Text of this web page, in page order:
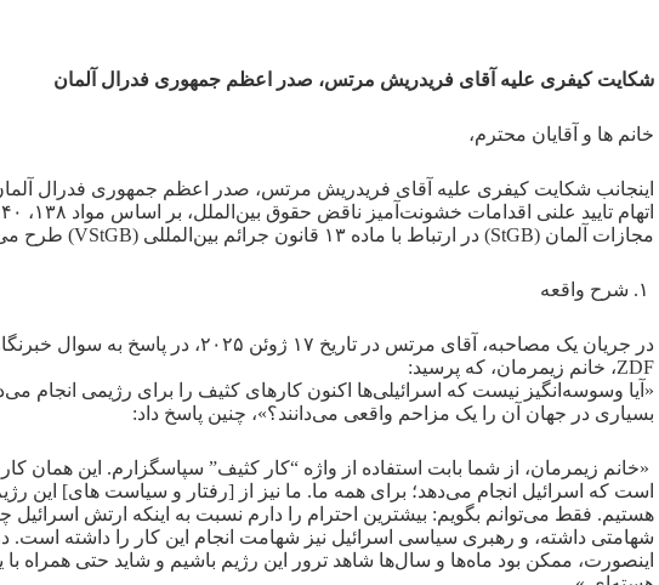
شکایت کیفری علیه آقای فریدریش مرتس، صدر اعظم جمهوری فدرال آلمان
خانم ها و آقایان محترم،
اینجانب شکایت کیفری علیه آقای فریدریش مرتس، صدر اعظم جمهوری فدرال
مجازات آلمان (StGB) در ارتباط با ماده ۱۳ قانون جرائم بین‌المللی (VStGB) طرح می‌نمایم.
۱. شرح واقعه
در جریان یک مصاحبه، آقای مرتس در تاریخ ۱۷ ژوئن ۲۰۲۵، در پاسخ
ZDF، خانم زیمرمان، که پرسید:
«آیا وسوسه‌انگیز نیست که اسرائیلی‌ها اکنون کارهای کثیف را برای رژیمی انجام
بسیاری در جهان آن را یک مزاحم واقعی می‌دانند؟»، چنین پاسخ داد:
«خانم زیمرمان، از شما بابت استفاده از واژه “کار کثیف” سپاسگزارم. این همان
است که اسرائیل انجام می‌دهد؛ برای همه ما. ما نیز از [رفتار و سیاست های] این
هستیم. فقط می‌توانم بگویم: بیشترین احترام را دارم نسبت به اینکه ارتش اسرائیل
شهامتی داشته، و رهبری سیاسی اسرائیل نیز شهامت انجام این کار را داشته است.
اینصورت، ممکن بود ماه‌ها و سال‌ها شاهد ترور این رژیم باشیم و شاید حتی همراه